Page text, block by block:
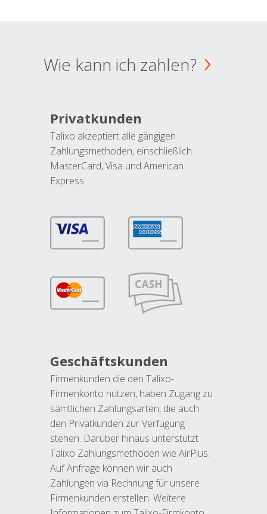
Wie kann ich zahlen?
Privatkunden
Talixo akzeptiert alle gängigen
Zahlungsmethoden, einschließlich
MasterCard, Visa und American
Express.
Geschäftskunden
Firmenkunden die den Talixo-
Firmenkonto nutzen, haben Zugang zu
sämtlichen Zahlungsarten, die auch
den Privatkunden zur Verfügung
stehen. Darüber hinaus unterstützt
Talixo Zahlungsmethoden wie AirPlus.
Auf Anfrage können wir auch
Zahlungen via Rechnung für unsere
Firmenkunden erstellen. Weitere